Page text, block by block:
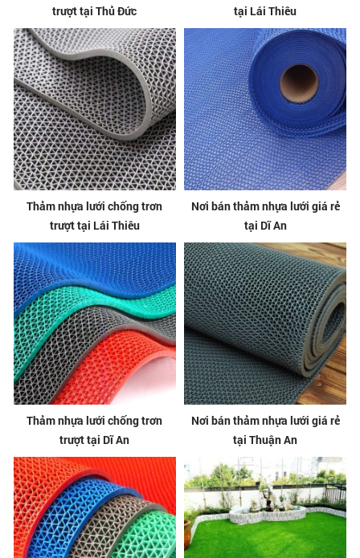
trượt tại Thủ Đức
tại Lái Thiêu
Thảm nhựa lưới chống trơn
trượt tại Lái Thiêu
Nơi bán thảm nhựa lưới giá rẻ
tại Dĩ An
Thảm nhựa lưới chống trơn
trượt tại Dĩ An
Nơi bán thảm nhựa lưới giá rẻ
tại Thuận An